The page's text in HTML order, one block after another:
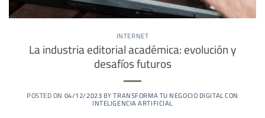
INTERNET
La industria editorial académica: evolución y
desafíos futuros
POSTED ON 04/12/2023BYTRANSFORMA TU NEGOCIO DIGITAL CON
INTELIGENCIA ARTIFICIAL